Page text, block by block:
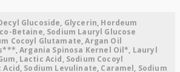
Glucoside, Glycerin, Hordeum
Betaine, Sodium Lauryl Glucose
Cocoyl Glutamate, Argan Oil
Argania Spinosa Kernel Oil*, Lauryl
Lactic Acid, Sodium Cocoyl
Sodium Levulinate, Caramel, Sodium